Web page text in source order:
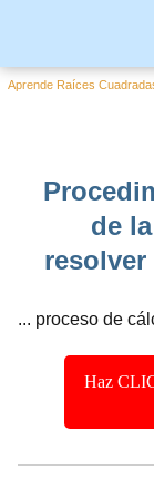
Aprende Raíces
de
resolver
... proceso de
Haz